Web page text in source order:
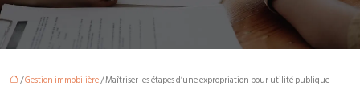
/Gestion immobilière/ Maîtriser les étapes d’une expropriation pour utilité publique